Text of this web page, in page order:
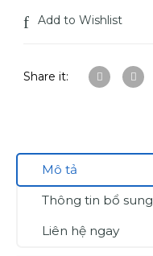
Add to Wishlist
Share it:
Mô tả
Thông tin bổ sung
Liên hệ ngay